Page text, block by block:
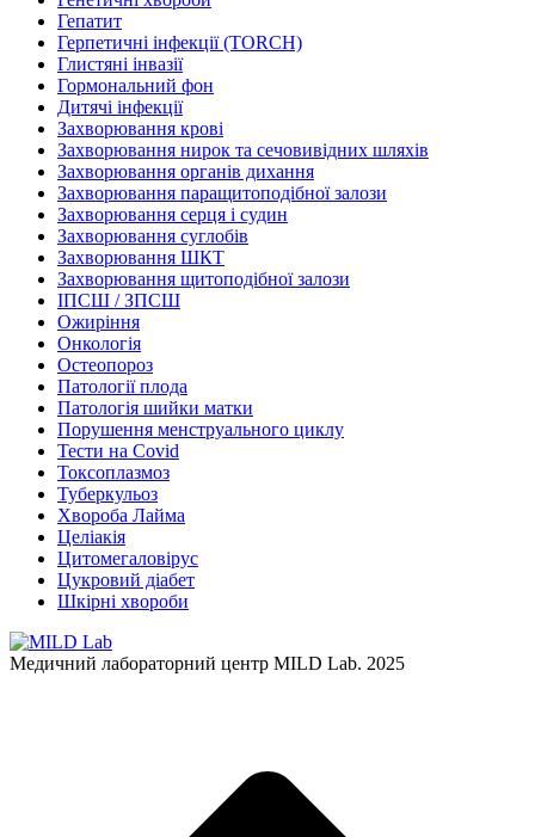
Гепатит
Герпетичні інфекції (TORCH)
Глистяні інвазії
Гормональний фон
Дитячі інфекції
Захворювання крові
Захворювання нирок та сечовивідних шляхів
Захворювання органів дихання
Захворювання паращитоподібної залози
Захворювання серця і судин
Захворювання суглобів
Захворювання ШКТ
Захворювання щитоподібної залози
ІПСШ / ЗПСШ
Ожиріння
Онкологія
Остеопороз
Патології плода
Патологія шийки матки
Порушення менструального циклу
Тести на Covid
Токсоплазмоз
Туберкульоз
Хвороба Лайма
Целіакія
Цитомегаловірус
Цукровий діабет
Шкірні хвороби
Медичний лабораторний центр MILD Lab. 2025